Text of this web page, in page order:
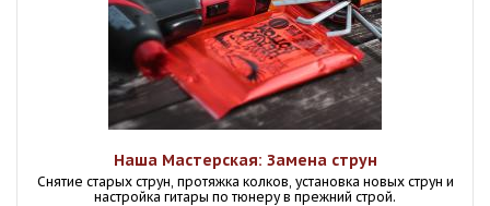
Наша Мастерская: Замена струн
Снятие старых струн, протяжка колков, установка новых струн и
настройка гитары по тюнеру в прежний строй.